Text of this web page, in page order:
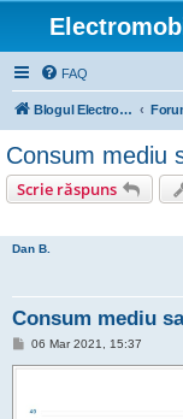
FAQ
Blogul Electromobilitate
Consum mediu
Scrie răspuns
Dan B.
Consum mediu
M06 Mar 2021, 15:37